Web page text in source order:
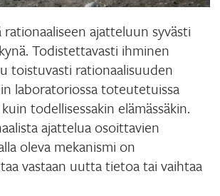
rationaaliseen ajatteluun syvästi
Todistettavasti ihminen
toistuvasti rationaalisuuden
laboratoriossa toteutetuissa
todellisessakin elämässäkin.
ajattelua osoittavien
oleva mekanismi on
vastaan uutta tietoa tai vaihtaa